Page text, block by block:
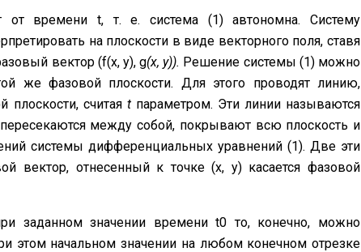
от времени t, т. е. си­стема (1) автономна. Систему
на плоскости в виде векторного поля, ста­вя
вектор (f(х, у), g(х, у)). Решение системы (1) можно
же фазовой плоскости. Для этого проводят линию,
плоскости, считая tпараметром. Эти линии называются
между собой, покрывают всю плоскость и
системы дифференциальных уравнений (1). Две эти
вектор, отнесенный к точке (х, y) касается фазовой
заданном значении времени t0 то, конечно, можно
этом начальном значении на любом конечном отрезке